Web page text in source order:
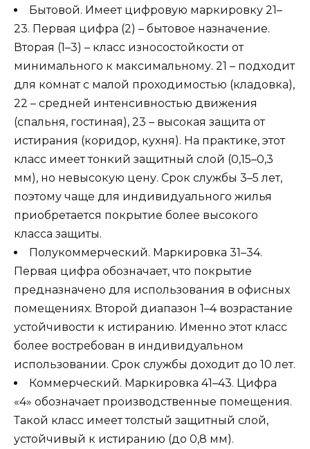
Бытовой. Имеет цифровую маркировку 21–
23. Первая цифра (2) – бытовое назначение.
Вторая (1–3) – класс износостойкости от
минимального к максимальному. 21 – подходит
для комнат с малой проходимостью (кладовка),
22 – средней интенсивностью движения
(спальня, гостиная), 23 – высокая защита от
истирания (коридор, кухня). На практике, этот
класс имеет тонкий защитный слой (0,15–0,3
мм), но невысокую цену. Срок службы 3–5 лет,
поэтому чаще для индивидуального жилья
приобретается покрытие более высокого
класса защиты.
Полукоммерческий. Маркировка 31–34.
Первая цифра обозначает, что покрытие
предназначено для использования в офисных
помещениях. Второй диапазон 1–4 возрастание
устойчивости к истиранию. Именно этот класс
более востребован в индивидуальном
использовании. Срок службы доходит до 10 лет.
Коммерческий. Маркировка 41–43. Цифра
«4» обозначает производственные помещения.
Такой класс имеет толстый защитный слой,
устойчивый к истиранию (до 0,8 мм).